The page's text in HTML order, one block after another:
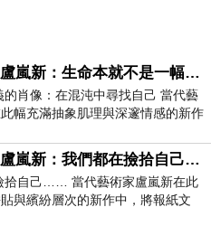
當代藝術家盧嵐新：生命本就不是一幅能被定義的肖像，在混亂與交疊中拼湊完整的靈魂
的肖像：在混沌中尋找自己 當代藝
幅充滿抽象肌理與深邃情感的新作
底，交織著塗抹、刮擦與
當代藝術家盧嵐新：我們都在撿拾自己，將散落的情緒與碎片，拼回生命完整的輪廓
拾自己…… 當代藝術家盧嵐新在此
與繽紛層次的新作中，將報紙文
明亮顏料層層